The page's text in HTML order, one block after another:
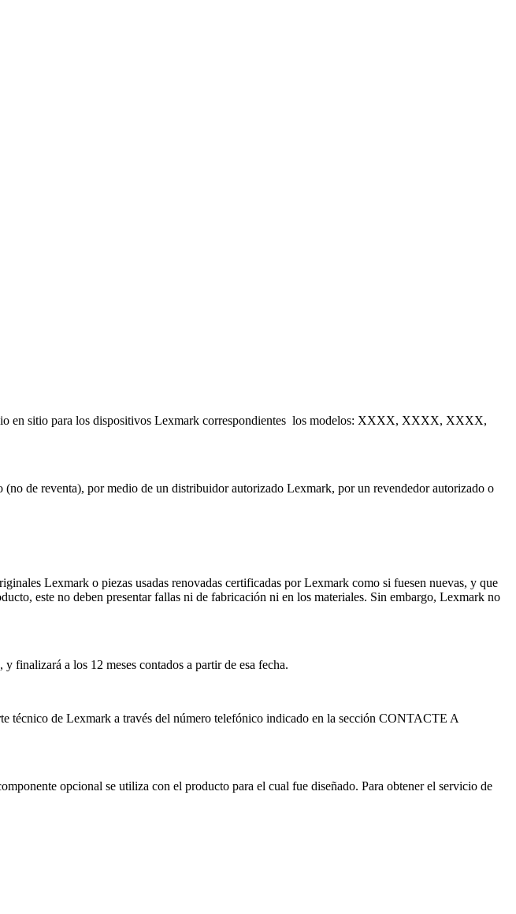
en sitio para los dispositivos Lexmark correspondientes los modelos: XXXX, XXXX, XXXX,
de reventa), por medio de un distribuidor autorizado Lexmark, por un revendedor autorizado o
Lexmark o piezas usadas renovadas certificadas por Lexmark como si fuesen nuevas, y que
este no deben presentar fallas ni de fabricación ni en los materiales. Sin embargo, Lexmark no
finalizará a los 12 meses contados a partir de esa fecha.
técnico de Lexmark a través del número telefónico indicado en la sección CONTACTE A
opcional se utiliza con el producto para el cual fue diseñado. Para obtener el servicio de